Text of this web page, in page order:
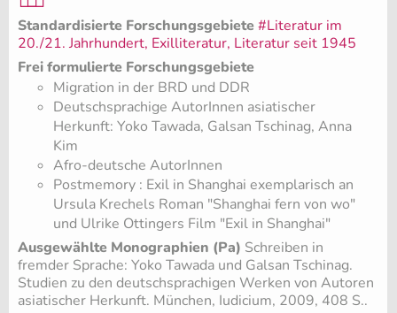
Standardisierte Forschungsgebiete#Literatur im
20./21. Jahrhundert, Exilliteratur, Literatur seit 1945
Frei formulierte Forschungsgebiete
Migration in der BRD und DDR
Deutschsprachige AutorInnen asiatischer
Herkunft: Yoko Tawada, Galsan Tschinag, Anna
Kim
Afro-deutsche AutorInnen
Postmemory : Exil in Shanghai exemplarisch an
Ursula Krechels Roman "Shanghai fern von wo"
und Ulrike Ottingers Film "Exil in Shanghai"
Ausgewählte Monographien (Pa) Schreiben in
fremder Sprache: Yoko Tawada und Galsan Tschinag.
Studien zu den deutschsprachigen Werken von Autoren
asiatischer Herkunft. München, Iudicium, 2009, 408 S..